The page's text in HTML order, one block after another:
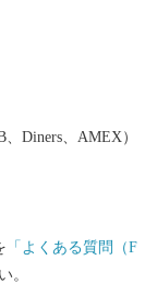
ぜひ自然豊かな
Diners、AMEX）
「よくある質問（F
。